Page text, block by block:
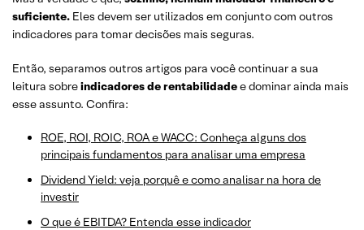
suficiente. Eles devem ser utilizados em conjunto com outros
indicadores para tomar decisões mais seguras.
Então, separamos outros artigos para você continuar a sua
leitura sobreindicadores de rentabilidadee dominar ainda mais
esse assunto. Confira:
ROE, ROI, ROIC, ROA e WACC: Conheça alguns dos
principais fundamentos para analisar uma empresa
Dividend Yield: veja porquê e como analisar na hora de
investir
O que é EBITDA? Entenda esse indicador